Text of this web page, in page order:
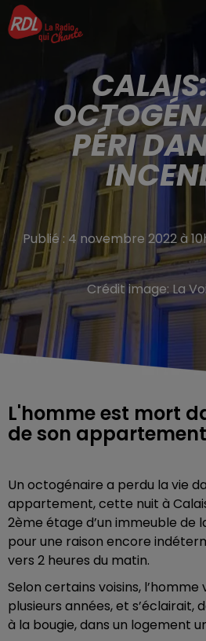
PÉRI
Publié : 4 novembre 2022 à
Crédit image: La
L'homme est mort
de son appartement
Un octogénaire a perdu la vie
appartement, cette nuit à
2ème étage d’un immeuble de
pour une raison encore
vers 2 heures du matin.
Selon certains voisins, l’homme
plusieurs années, et s’éclairait,
à la bougie, dans un logement